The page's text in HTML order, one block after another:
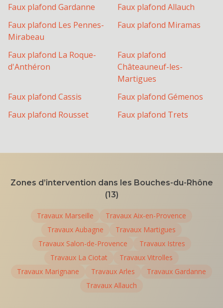
Faux plafond Gardanne Faux plafond Allauch
Faux plafond Les Pennes-
Mirabeau
Faux plafond Miramas
Faux plafond La Roque-
d'Anthéron
Faux plafond
Châteauneuf-les-
Martigues
Faux plafond Cassis Faux plafond Gémenos
Faux plafond Rousset Faux plafond Trets
Zones d’intervention dans les Bouches-du-Rhône
(13)
Travaux Marseille Travaux Aix-en-Provence
Travaux Aubagne Travaux Martigues
Travaux Salon-de-Provence Travaux Istres
Travaux La Ciotat Travaux Vitrolles
Travaux Marignane Travaux Arles Travaux Gardanne
Travaux Allauch